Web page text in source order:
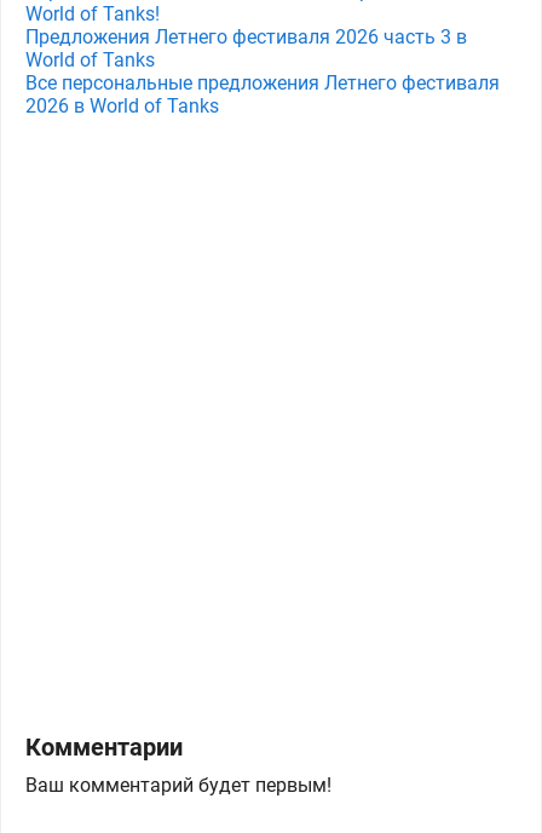
World of Tanks!
Предложения Летнего фестиваля 2026 часть 3 в
World of Tanks
Все персональные предложения Летнего фестиваля
2026 в World of Tanks
Комментарии
Ваш комментарий будет первым!